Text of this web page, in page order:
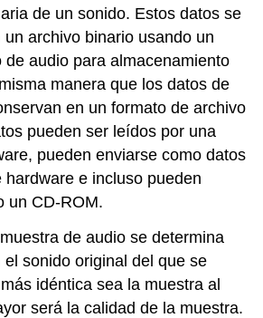
de un sonido. Estos datos se
archivo binario usando un
de audio para almacenamiento
manera que los datos de
en un formato de archivo
pueden ser leídos por una
pueden enviarse como datos
e incluso pueden
un CD-ROM.
de audio se determina
sonido original del que se
idéntica sea la muestra al
será la calidad de la muestra.